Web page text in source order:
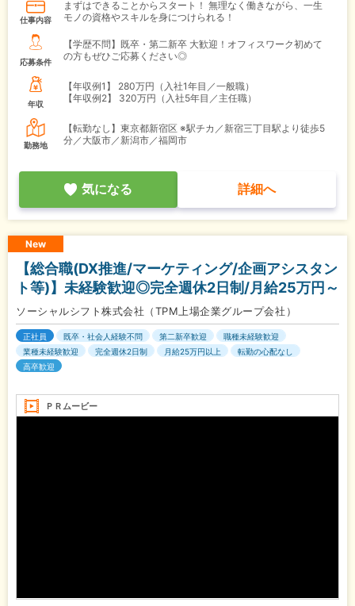
仕事内容
まずはできることからスタート！ 無理なく働きながら、一生
モノの資格やスキルを身につけられる！
応募条件
【学歴不問】既卒・第二新卒 大歓迎！オフィスワーク初めて
の方もぜひご応募ください◎
年収
【年収例1】
280万円（入社1年目／一般職）
【年収例2】
320万円（入社5年目／主任職）
勤務地
【転勤なし】東京都新宿区 ※駅チカ／新宿三丁目駅より徒歩5
分／大阪市／新潟市／福岡市
気になる 詳細へ
New
【総合職(DX推進/マーケティング/企画アシスタン
ト等)】未経験歓迎◎完全週休2日制/月給25万円～
ソーシャルシフト株式会社（TPM上場企業グループ会社）
正社員 既卒・社会人経験不問 第二新卒歓迎
職種未経験歓迎
業種未経験歓迎
完全週休2日制 月給25万円以上
転勤の心配なし
高卒歓迎
ＰＲムービー